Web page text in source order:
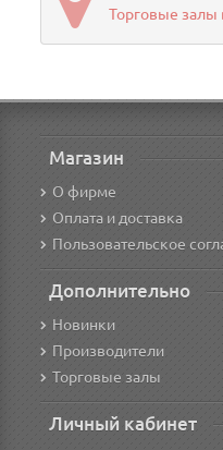
Торговые залы
Магазин
О фирме
Оплата и доставка
Пользовательское
Дополнительно
Новинки
Производители
Торговые залы
Личный кабинет